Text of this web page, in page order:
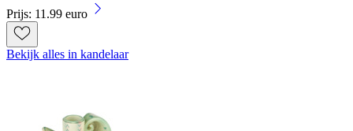
Prijs: 11.99 euro
Bekijk alles in kandelaar